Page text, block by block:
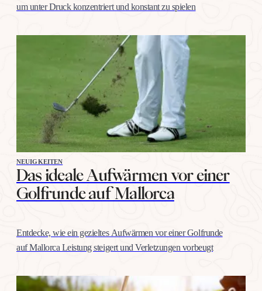
um unter Druck konzentriert und konstant zu spielen
NEUIGKEITEN
Das ideale Aufwärmen vor einer
Golfrunde auf Mallorca
Entdecke, wie ein gezieltes Aufwärmen vor einer Golfrunde
auf Mallorca Leistung steigert und Verletzungen vorbeugt